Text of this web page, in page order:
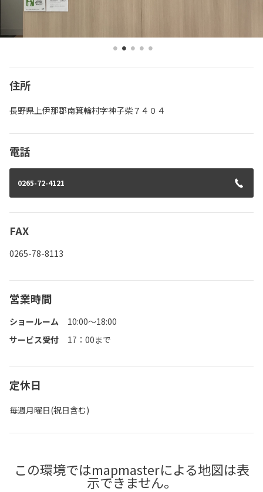
住所
長野県上伊那郡南箕輪村字神子柴７４０４
電話
0265-72-4121
FAX
0265-78-8113
営業時間
ショールーム
10:00～18:00
サービス受付
17：00まで
定休日
毎週月曜日(祝日含む)
この環境ではmapmasterによる地図は表
示できません。